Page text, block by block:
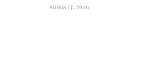
AUGUST 5, 2026